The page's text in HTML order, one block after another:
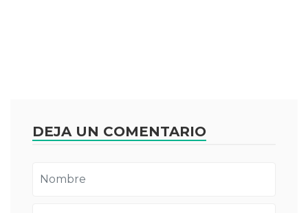
DEJA UN COMENTARIO